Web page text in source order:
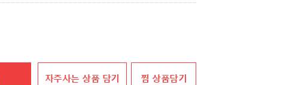
찜 상품담기
자주사는 상품 담기